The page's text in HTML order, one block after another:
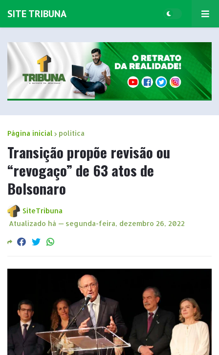
SITE TRIBUNA
Página inicial politica
Transição propõe revisão ou
“revogaço” de 63 atos de
Bolsonaro
SiteTribuna
Atualizado há — segunda-feira, dezembro 26, 2022